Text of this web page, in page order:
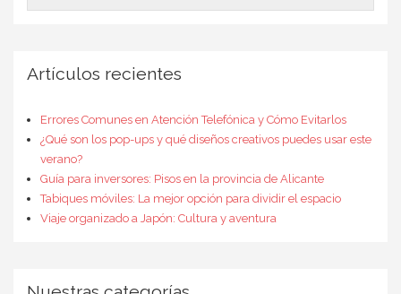
Artículos recientes
Errores Comunes en Atención Telefónica y Cómo Evitarlos
¿Qué son los pop-ups y qué diseños creativos puedes usar este
verano?
Guía para inversores: Pisos en la provincia de Alicante
Tabiques móviles: La mejor opción para dividir el espacio
Viaje organizado a Japón: Cultura y aventura